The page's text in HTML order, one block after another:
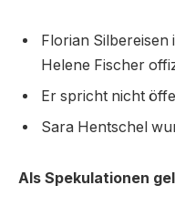
Florian Silbereisen
Helene Fischer
Er spricht nicht
Sara Hentschel
Als Spekulationen